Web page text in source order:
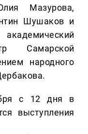
Мазурова,
Шушаков и
Самарской
народного
с 12 дня в
выступления